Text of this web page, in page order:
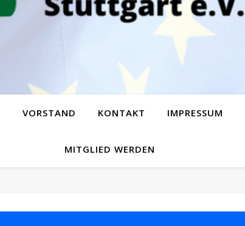
VORSTAND KONTAKT IMPRESSUM
MITGLIED WERDEN